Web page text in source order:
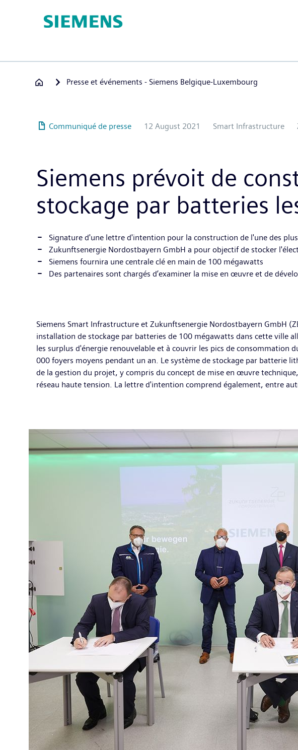
huvudinnehåll
Presse et événements - Siemens Belgique-Luxembourg
Communiqué de presse 12 August 2021 Smart Infrastructure
Siemens prévoit de
stockage par batteries
Signature d'une lettre d'intention pour la construction de l'une des
Zukunftsenergie Nordostbayern GmbH a pour objectif de stocker
Siemens fournira une centrale clé en main de 100 mégawatts
Des partenaires sont chargés d’examiner la mise en œuvre et de
Siemens Smart Infrastructure et Zukunftsenergie Nordostbayern GmbH
installation de stockage par batteries de 100 mégawatts dans cette ville
les surplus d'énergie renouvelable et à couvrir les pics de consommation
000 foyers moyens pendant un an. Le système de stockage par batterie
de la gestion du projet, y compris du concept de mise en œuvre
réseau haute tension. La lettre d'intention comprend également, entre